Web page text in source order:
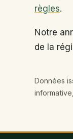
règles.
Notre
de la
Données